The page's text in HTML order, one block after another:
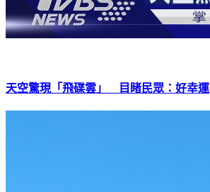
天空驚現「飛碟雲」 目睹民眾：好幸運